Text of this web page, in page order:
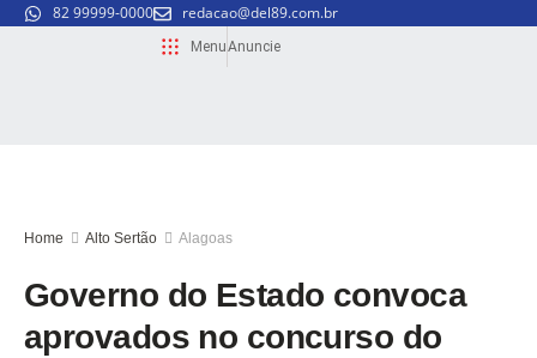
82 99999-0000 redacao@del89.com.br
MenuAnuncie
Home Alto Sertão Alagoas
Governo do Estado convoca
aprovados no concurso do